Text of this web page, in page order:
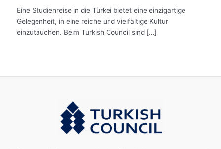
Eine Studienreise in die Türkei bietet eine einzigartige
Gelegenheit, in eine reiche und vielfältige Kultur
einzutauchen. Beim Turkish Council sind […]